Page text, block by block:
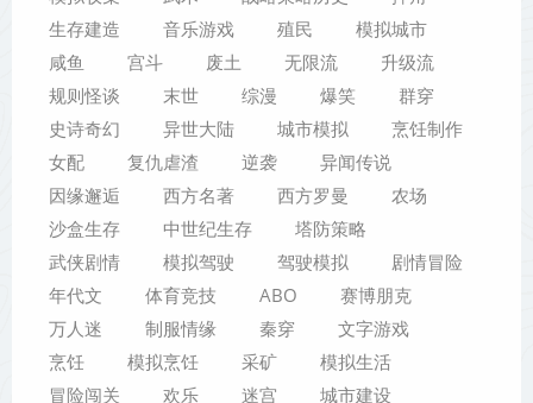
生存建造
音乐游戏 殖民
模拟城市
咸鱼
宫斗 废土 无限流
升级流
规则怪谈
末世 综漫 爆笑
群穿
史诗奇幻
异世大陆 城市模拟
烹饪制作
女配
复仇虐渣 逆袭
异闻传说
因缘邂逅
西方名著 西方罗曼
农场
沙盒生存
中世纪生存
塔防策略
武侠剧情
模拟驾驶 驾驶模拟
剧情冒险
年代文
体育竞技 ABO
赛博朋克
万人迷
制服情缘 秦穿
文字游戏
烹饪
模拟烹饪 采矿
模拟生活
冒险闯关
欢乐 迷宫
城市建设